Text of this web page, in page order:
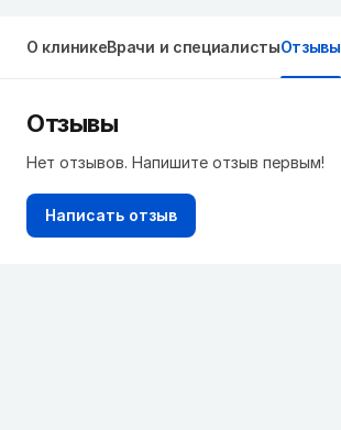
О клиникеВрачи и специалистыОтзывы
Отзывы
Нет отзывов. Напишите отзыв первым!
Написать отзыв